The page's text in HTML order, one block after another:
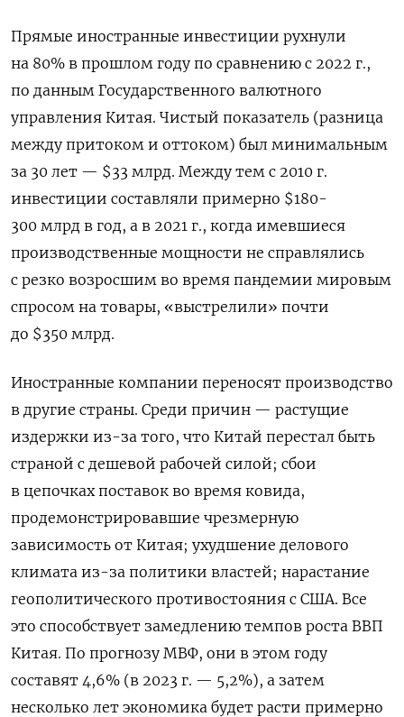
Прямые иностранные инвестиции рухнули
на 80% в прошлом году по сравнению с 2022 г.,
по данным Государственного валютного
управления Китая. Чистый показатель (разница
между притоком и оттоком) был минимальным
за 30 лет — $33 млрд. Между тем с 2010 г.
инвестиции составляли примерно $180-
300 млрд в год, а в 2021 г., когда имевшиеся
производственные мощности не справлялись
с резко возросшим во время пандемии мировым
спросом на товары, «выстрелили» почти
до $350 млрд.
Иностранные компании переносят производство
в другие страны. Среди причин — растущие
издержки из-за того, что Китай перестал быть
страной с дешевой рабочей силой; сбои
в цепочках поставок во время ковида,
продемонстрировавшие чрезмерную
зависимость от Китая; ухудшение делового
климата из-за политики властей; нарастание
геополитического противостояния с США. Все
это способствует замедлению темпов роста ВВП
Китая. По прогнозу МВФ, они в этом году
составят 4,6% (в 2023 г. — 5,2%), а затем
несколько лет экономика будет расти примерно